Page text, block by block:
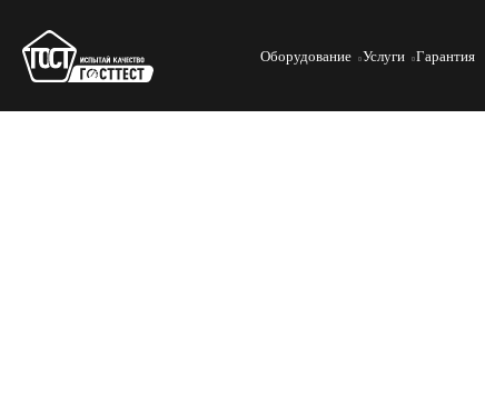
Оборудование Услуги Гарантия